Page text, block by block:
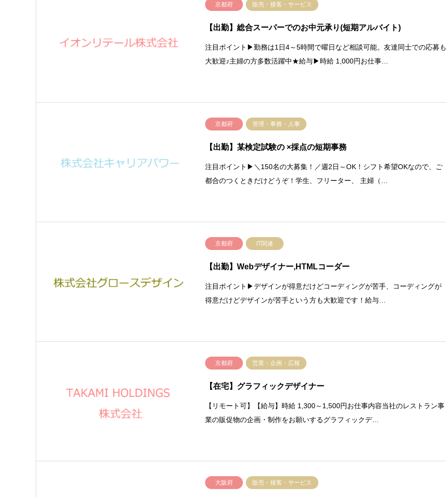
京都府 販売・接客・サービス
【出勤】総合スーパーでのお中元承り(短期アルバイト)
注目ポイント▶勤務は1日4～5時間で曜日など相談可能。友達同士での応募も
大歓迎♪主婦の方多数活躍中★給与▶時給 1,000円お仕事…
京都府 管理・事務・人事
【出勤】某検定試験の ×採点の短期事務
注目ポイント▶＼150名の大募集！／週2日～OK！シフト希望OKなので、ご
都合のつくときだけどうぞ！学生、フリーター、 主婦（…
京都府 IT関連
【出勤】Webデザイナー,HTMLコーダー
注目ポイント▶デザインが得意だけどコーディングが苦手、コーディングが
得意だけどデザインが苦手という方も大歓迎です！給与…
京都府 営業・企画・広報
【在宅】グラフィックデザイナー
【リモート可】【給与】時給 1,300～1,500円お仕事内容当社のレストラン事
業の販促物の企画・制作をお願いするグラフィックデ…
大阪府 販売・接客・サービス